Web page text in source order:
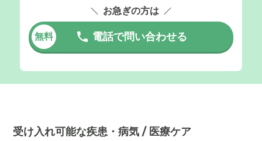
お急ぎの方は
無料 電話で問い合わせる
受け入れ可能な疾患・病気 / 医療ケア